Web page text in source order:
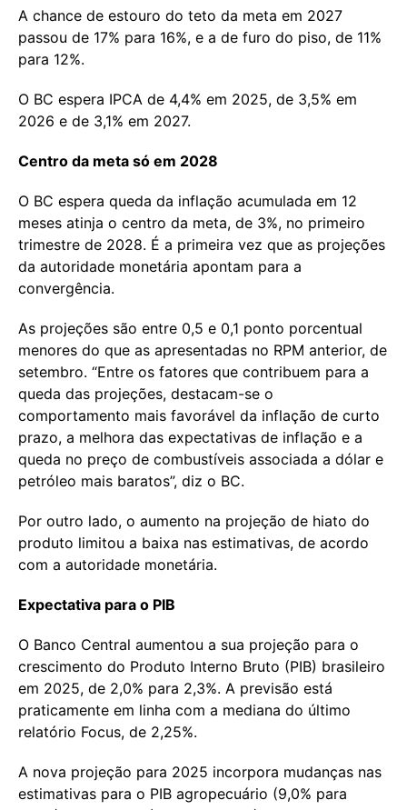
A chance de estouro do teto da meta em 2027
passou de 17% para 16%, e a de furo do piso, de 11%
para 12%.
O BC espera IPCA de 4,4% em 2025, de 3,5% em
2026 e de 3,1% em 2027.
Centro da meta só em 2028
O BC espera queda da inflação acumulada em 12
meses atinja o centro da meta, de 3%, no primeiro
trimestre de 2028. É a primeira vez que as projeções
da autoridade monetária apontam para a
convergência.
As projeções são entre 0,5 e 0,1 ponto porcentual
menores do que as apresentadas no RPM anterior, de
setembro. “Entre os fatores que contribuem para a
queda das projeções, destacam-se o
comportamento mais favorável da inflação de curto
prazo, a melhora das expectativas de inflação e a
queda no preço de combustíveis associada a dólar e
petróleo mais baratos”, diz o BC.
Por outro lado, o aumento na projeção de hiato do
produto limitou a baixa nas estimativas, de acordo
com a autoridade monetária.
Expectativa para o PIB
O Banco Central aumentou a sua projeção para o
crescimento do Produto Interno Bruto (PIB) brasileiro
em 2025, de 2,0% para 2,3%. A previsão está
praticamente em linha com a mediana do último
relatório Focus, de 2,25%.
A nova projeção para 2025 incorpora mudanças nas
estimativas para o PIB agropecuário (9,0% para